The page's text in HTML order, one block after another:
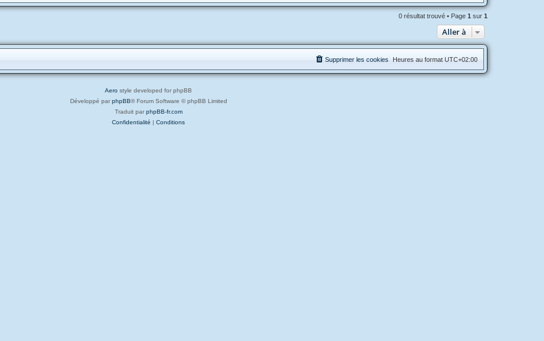
0 résultat trouvé • Page 1 sur 1
Aller à
Heures au format UTC+02:00
Supprimer les cookies
Aero style developed for phpBB
Développé par phpBB® Forum Software © phpBB Limited
Traduit par phpBB-fr.com
Confidentialité | Conditions